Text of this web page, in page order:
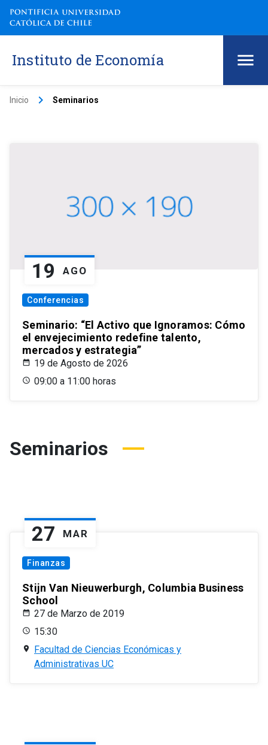
Instituto de Economía
Inicio keyboard_arrow_right Seminarios
19 AGO
Conferencias
Seminario: “El Activo que Ignoramos: Cómo
el envejecimiento redefine talento,
mercados y estrategia”
19 de Agosto de 2026
09:00 a 11:00 horas
Seminarios
27 MAR
Finanzas
Stijn Van Nieuwerburgh, Columbia Business
School
27 de Marzo de 2019
15:30
Facultad de Ciencias Económicas y
Administrativas UC